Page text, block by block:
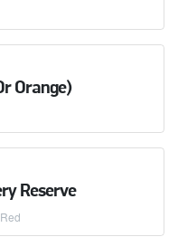
Orange)
Reserve